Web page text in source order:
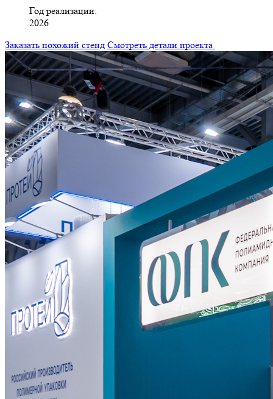
Год реализации:
2026
Заказать похожий стенд Смотреть детали проекта